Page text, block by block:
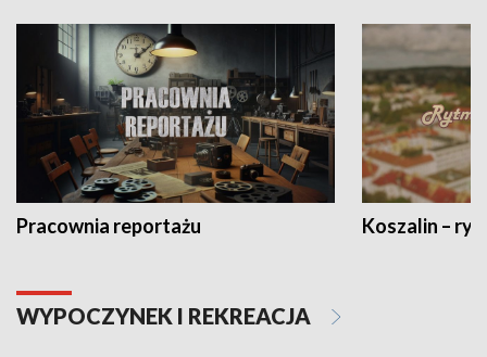
Pracownia reportażu Koszalin –
WYPOCZYNEK I REKREACJA